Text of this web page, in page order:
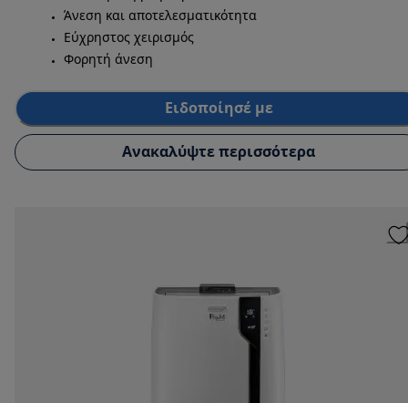
Άνεση και αποτελεσματικότητα
Εύχρηστος χειρισμός
Φορητή άνεση
Ειδοποίησέ με
Ανακαλύψτε περισσότερα